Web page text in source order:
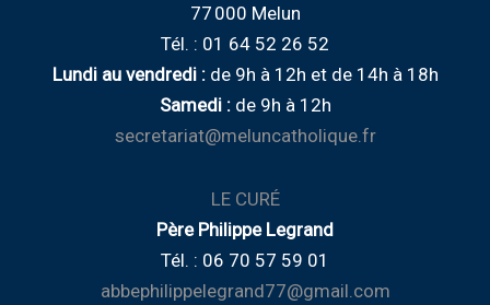
77 000 Melun
Tél. : 01 64 52 26 52
Lundi au vendredi : de9h à 12h et de 14h à 18h
Samedi : de 9h à 12h
secretariat@meluncatholique.fr
LE CURÉ
Père Philippe Legrand
Tél. : 06 70 57 59 01
abbephilippelegrand77@gmail.com